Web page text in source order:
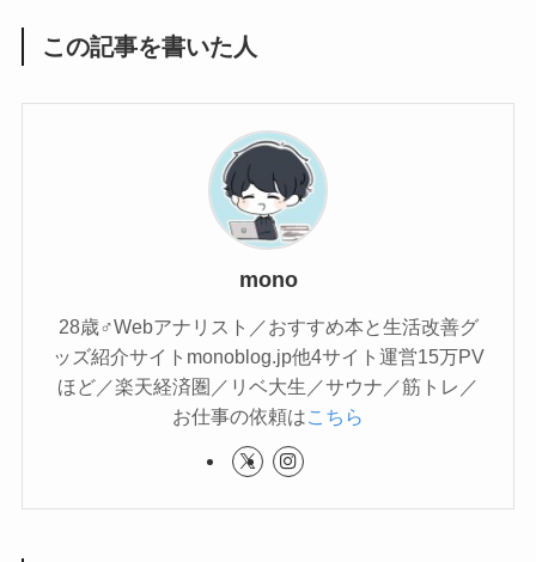
この記事を書いた人
mono
28歳♂Webアナリスト／おすすめ本と生活改善グ
ッズ紹介サイトmonoblog.jp他4サイト運営15万PV
ほど／楽天経済圏／リベ大生／サウナ／筋トレ／
お仕事の依頼はこちら